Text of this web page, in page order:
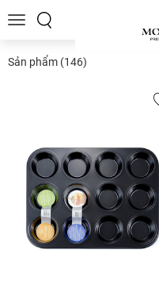
Toggle
Sản phẩm (146)